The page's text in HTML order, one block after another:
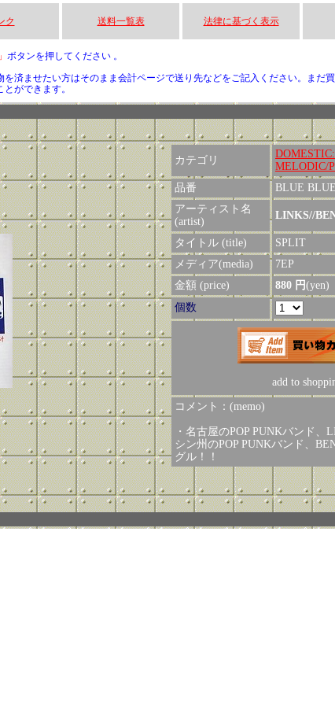
ク 送料一覧表 法律に基づく表示
ボタンを押してください 。
済ませたい方はそのまま会計ページで送り先などをご記入ください。まだ
ができます。
カテゴリ
DOMESTIC:
MELODIC/
品番
BLUE
アーティスト名
(artist)
LINKS//
タイトル (title)
SPLIT
メディア(media)
7EP
金額 (price)
880 円(yen)
個数
add to
コメント：(memo)
・名古屋のPOP PUNKバンド、
シン州のPOP PUNKバンド、
グル！！